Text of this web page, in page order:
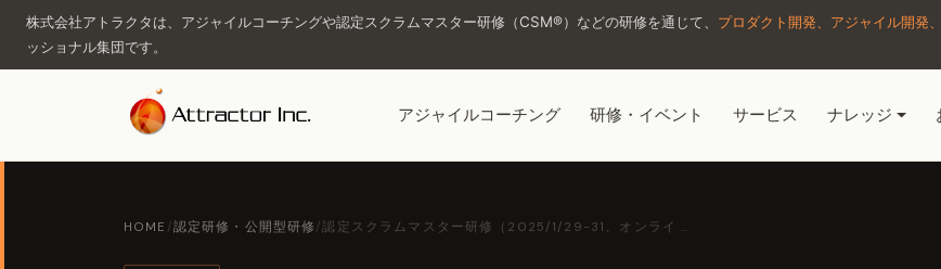
株式会社アトラクタは、アジャイルコーチングや認定スクラムマスター研修（CSM®）などの研修を通じて、 プロダクト開発、アジャイル開発
ッショナル集団です。
アジャイルコーチング 研修・イベント サービス ナレッジ
HOME /認定研修・公開型研修 /認定スクラムマスター研修（2025/1/29-31、オンライ …